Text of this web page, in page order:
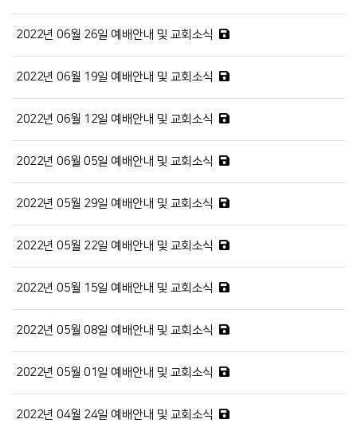
2022년 06월 26일 예배안내 및 교회소식
2022년 06월 19일 예배안내 및 교회소식
2022년 06월 12일 예배안내 및 교회소식
2022년 06월 05일 예배안내 및 교회소식
2022년 05월 29일 예배안내 및 교회소식
2022년 05월 22일 예배안내 및 교회소식
2022년 05월 15일 예배안내 및 교회소식
2022년 05월 08일 예배안내 및 교회소식
2022년 05월 01일 예배안내 및 교회소식
2022년 04월 24일 예배안내 및 교회소식